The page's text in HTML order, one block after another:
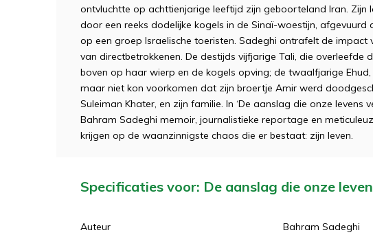
ontvluchtte op achttienjarige leeftijd zijn geboorteland Iran. Zijn
door een reeks dodelijke kogels in de Sinaï-woestijn, afgevuurd
op een groep Israelische toeristen. Sadeghi ontrafelt de impact
van directbetrokkenen. De destijds vijfjarige Tali, die overleefde
boven op haar wierp en de kogels opving; de twaalfjarige
maar niet kon voorkomen dat zijn broertje Amir werd
Suleiman Khater, en zijn familie. In ‘De aanslag die onze levens
Bahram Sadeghi memoir, journalistieke reportage en
krijgen op de waanzinnigste chaos die er bestaat: zijn leven.
Specificaties voor: De aanslag die onze
Auteur Bahram Sadeghi